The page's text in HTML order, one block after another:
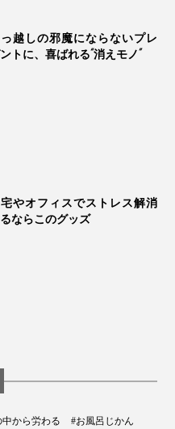
越しの邪魔にならないプレ
トに、喜ばれる“消えモノ”
やオフィスでストレス解消
ならこのグッズ
中から労わる #お風呂じかん